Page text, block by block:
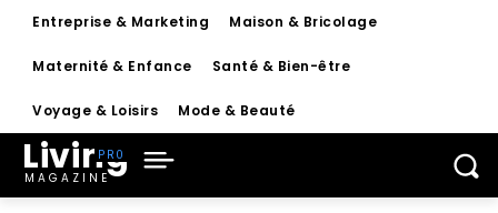
Entreprise & Marketing Maison & Bricolage
Maternité & Enfance Santé & Bien-être
Voyage & Loisirs Mode & Beauté
Living
MAGAZINE